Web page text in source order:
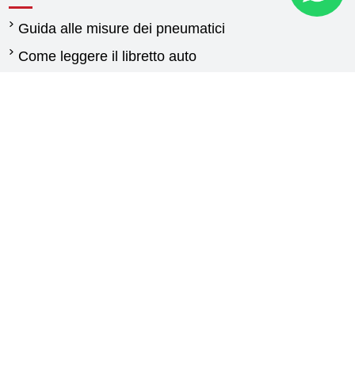
Guida alle misure dei pneumatici
Come leggere il libretto auto